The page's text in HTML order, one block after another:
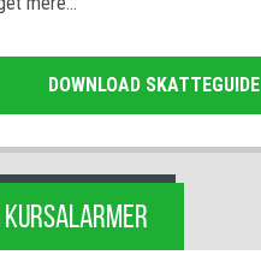
DOWNLOAD SKATTEGUIDE